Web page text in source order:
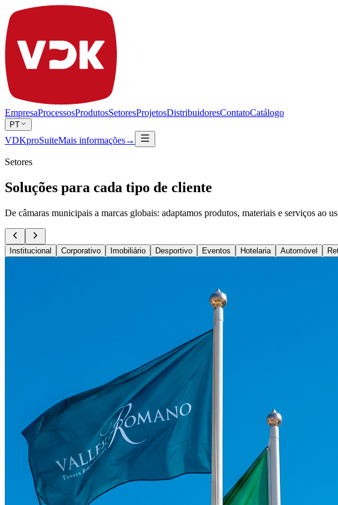
EmpresaProcessosProdutosSetoresProjetosDistribuidoresContatoCatálogo
PT
VDKproSuiteMais informações→
Setores
Soluções para cada tipo de cliente
De câmaras municipais a marcas globais: adaptamos produtos, materiais e serviços ao
Institucional Corporativo Imobiliário Desportivo Eventos Hotelaria Automóvel